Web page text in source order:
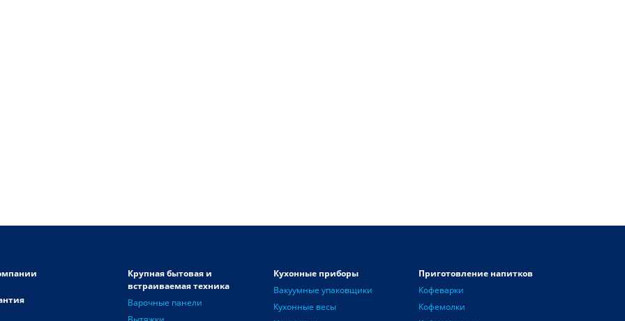
Крупная бытовая и
встраиваемая техника
Варочные панели
Кухонные приборы
Вакуумные упаковщики
Кухонные весы
Приготовление напитков
Кофеварки
Кофемолки